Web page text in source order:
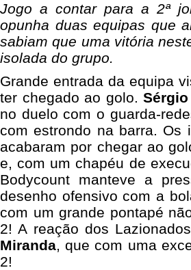
Jogo a contar para a 2ª
opunha duas equipas que
sabiam que uma vitória
isolada do grupo.
Grande entrada da equipa
ter chegado ao golo.
no duelo com o guarda-
com estrondo na barra. Os
acabaram por chegar ao
e, com um chapéu de
Bodycount manteve a
desenho ofensivo com a
com um grande pontapé
2! A reação dos
Miranda, que com uma
2!